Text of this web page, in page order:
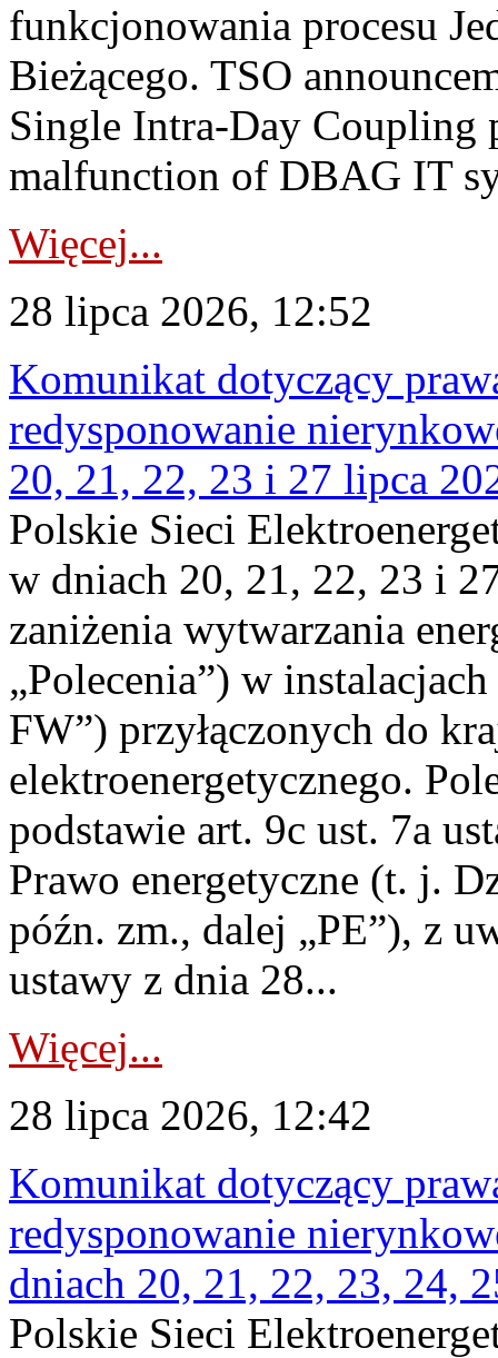
funkcjonowania procesu
Bieżącego. TSO
Single Intra-Day Coupling
malfunction of DBAG IT
Więcej...
28 lipca 2026, 12:52
Komunikat dotyczący
redysponowanie
20, 21, 22, 23 i 27 lipca
Polskie Sieci
w dniach 20, 21, 22, 23 i
zaniżenia wytwarzania
„Polecenia”) w
FW”) przyłączonych do
elektroenergetycznego.
podstawie art. 9c ust. 7a
Prawo energetyczne (t. j.
późn. zm., dalej „PE”), z
ustawy z dnia 28...
Więcej...
28 lipca 2026, 12:42
Komunikat dotyczący
redysponowanie
dniach 20, 21, 22, 23, 24,
Polskie Sieci